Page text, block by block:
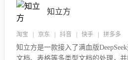
知立方
淘宝 | 京东 | 抖音 | 快手 | 拼多多
知立方是一款接入了满血版
文档、表格等多类型文档的处理，并